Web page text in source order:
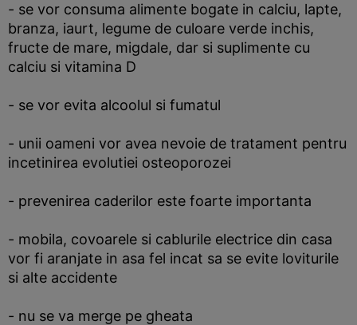
- se vor consuma alimente bogate in calciu, lapte,
branza, iaurt, legume de culoare verde inchis,
fructe de mare, migdale, dar si suplimente cu
calciu si vitamina D
- se vor evita alcoolul si fumatul
- unii oameni vor avea nevoie de tratament pentru
incetinirea evolutiei osteoporozei
- prevenirea caderilor este foarte importanta
- mobila, covoarele si cablurile electrice din casa
vor fi aranjate in asa fel incat sa se evite loviturile
si alte accidente
- nu se va merge pe gheata